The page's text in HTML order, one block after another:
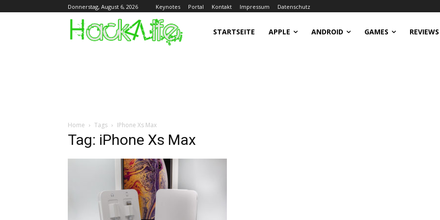
Donnerstag, August 6, 2026 Keynotes Portal Kontakt Impressum Datenschutz
STARTSEITE APPLE ANDROID GAMES REVIEWS
Home Tags IPhone Xs Max
Tag: iPhone Xs Max